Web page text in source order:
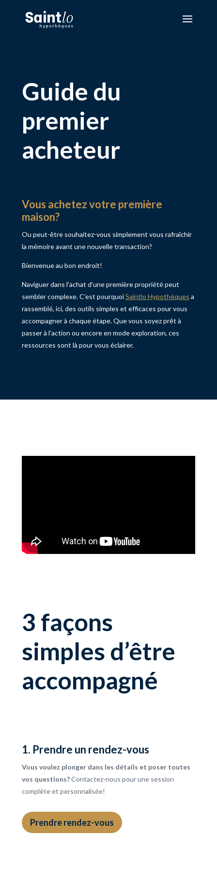
Guide du
premier
acheteur
Vous achetez votre première
maison?
Ou peut-être souhaitez-vous simplement vous rafraîchir
la mémoire avant une nouvelle transaction?
Bienvenue au bon endroit!
Naviguer dans l’achat d’une première propriété peut
sembler complexe. C’est pourquoiSaintlo Hypothèques a
rassemblé, ici, des outils simples et efficaces pour vous
accompagner à chaque étape. Que vous soyez prêt à
passer à l’action ou encore en mode exploration, ces
ressources sont là pour vous éclairer.
3 façons
simples d’être
accompagné
1. Prendre un rendez-vous
Vous voulez plonger dans les détails et poser toutes
vos questions?Contactez-nous pour une session
complète et personnalisée!
Prendre rendez-vous